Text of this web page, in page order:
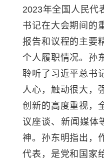
2023年全国人民代
书记在大会期间的
报告和议程的主要
个人履职情况。孙
聆听了习近平总书
人心，触动很大，
创新的高度重视，
议座谈、新闻媒体
神。孙东明指出，
代表，是党和国家